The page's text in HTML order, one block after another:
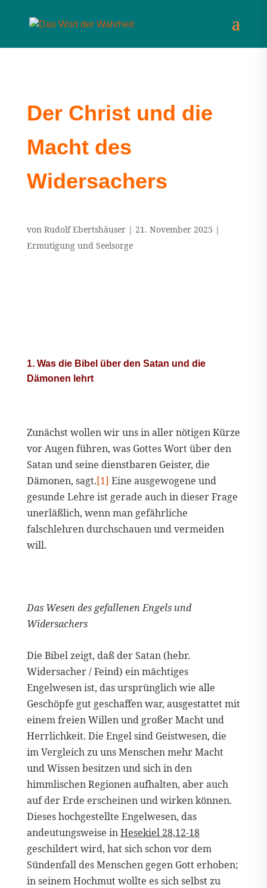
Der Christ und die
Macht des
Widersachers
von Rudolf Ebertshäuser| 21. November 2025 |
Ermutigung und Seelsorge
1. Was die Bibel über den Satan und die
Dämonen lehrt
Zunächst wollen wir uns in aller nötigen Kürze
vor Augen führen, was Gottes Wort über den
Satan und seine dienstbaren Geister, die
Dämonen, sagt.[1] Eine ausgewogene und
gesunde Lehre ist gerade auch in dieser Frage
unerläßlich, wenn man gefährliche
falschlehren durchschauen und vermeiden
will.
Das Wesen des gefallenen Engels und
Widersachers
Die Bibel zeigt, daß der Satan (hebr.
Widersacher / Feind) ein mächtiges
Engelwesen ist, das ursprünglich wie alle
Geschöpfe gut geschaffen war, ausgestattet mit
einem freien Willen und großer Macht und
Herrlichkeit. Die Engel sind Geistwesen, die
im Vergleich zu uns Menschen mehr Macht
und Wissen besitzen und sich in den
himmlischen Regionen aufhalten, aber auch
auf der Erde erscheinen und wirken können.
Dieses hochgestellte Engelwesen, das
andeutungsweise inHesekiel 28,12-18
geschildert wird, hat sich schon vor dem
Sündenfall des Menschen gegen Gott erhoben;
in seinem Hochmut wollte es sich selbst zu